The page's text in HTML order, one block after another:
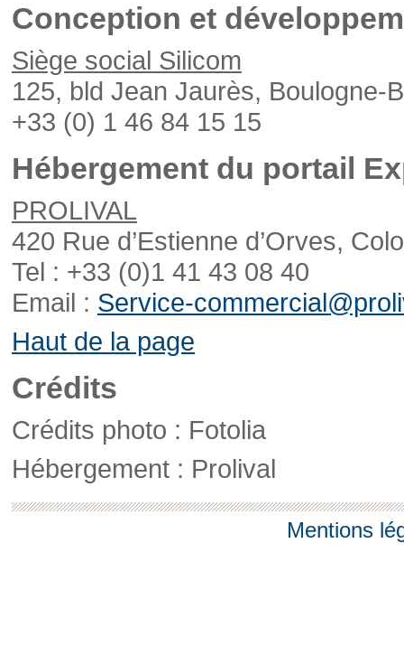
Conception et
Siège social Silicom
125, bld Jean Jaurès, Boulogne-
+33 (0) 1 46 84 15 15
Hébergement du portail
PROLIVAL
420 Rue d’Estienne d’Orves,
Tel : +33 (0)1 41 43 08 40
Email : Service-
Haut de la page
Crédits
Crédits photo : Fotolia
Hébergement : Prolival
Mentions